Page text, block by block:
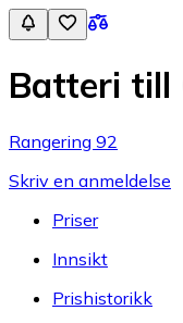
Batteri till
Rangering 92
Skriv en anmeldelse
Priser
Innsikt
Prishistorikk